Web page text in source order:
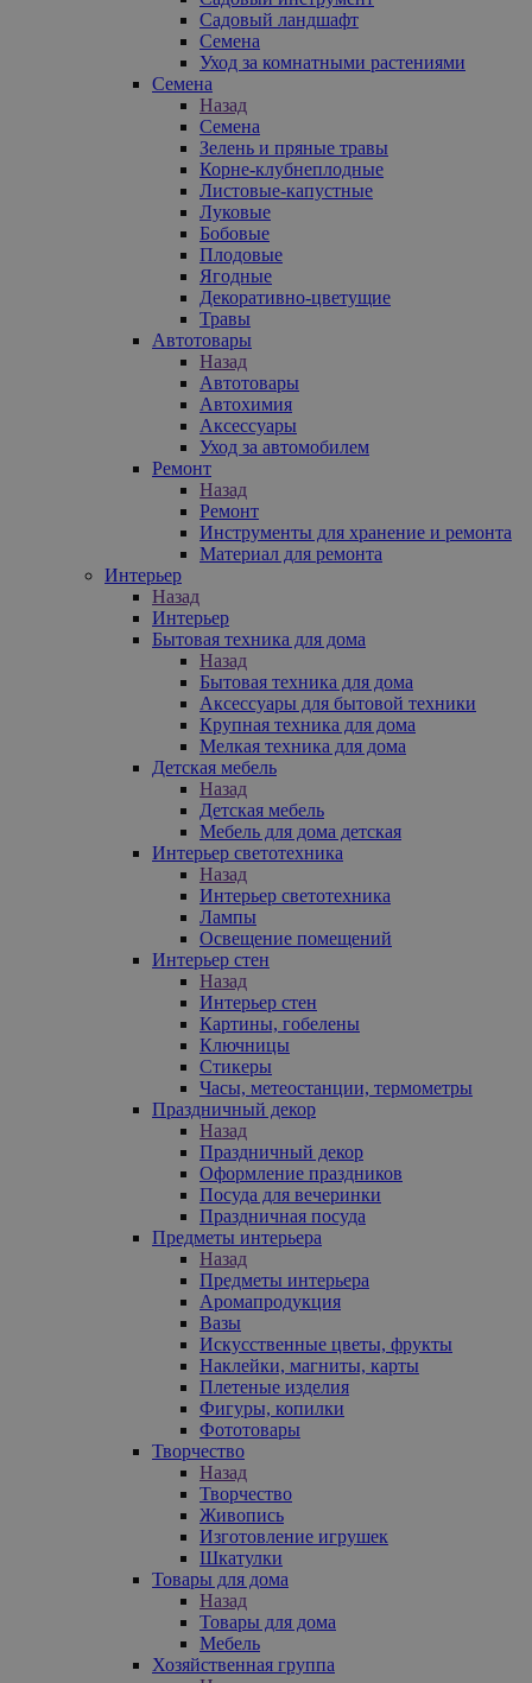
Садовый ландшафт
Семена
Уход за комнатными растениями
Семена
Назад
Семена
Зелень и пряные травы
Корне-клубнеплодные
Листовые-капустные
Луковые
Бобовые
Плодовые
Ягодные
Декоративно-цветущие
Травы
Автотовары
Назад
Автотовары
Автохимия
Аксессуары
Уход за автомобилем
Ремонт
Назад
Ремонт
Инструменты для хранение и ремонта
Материал для ремонта
Интерьер
Назад
Интерьер
Бытовая техника для дома
Назад
Бытовая техника для дома
Аксессуары для бытовой техники
Крупная техника для дома
Мелкая техника для дома
Детская мебель
Назад
Детская мебель
Мебель для дома детская
Интерьер светотехника
Назад
Интерьер светотехника
Лампы
Освещение помещений
Интерьер стен
Назад
Интерьер стен
Картины, гобелены
Ключницы
Стикеры
Часы, метеостанции, термометры
Праздничный декор
Назад
Праздничный декор
Оформление праздников
Посуда для вечеринки
Праздничная посуда
Предметы интерьера
Назад
Предметы интерьера
Аромапродукция
Вазы
Искусственные цветы, фрукты
Наклейки, магниты, карты
Плетеные изделия
Фигуры, копилки
Фототовары
Творчество
Назад
Творчество
Живопись
Изготовление игрушек
Шкатулки
Товары для дома
Назад
Товары для дома
Мебель
Хозяйственная группа